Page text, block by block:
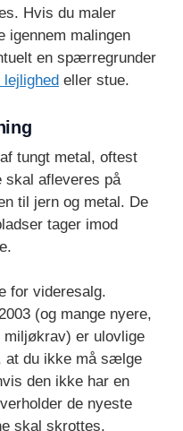
Hvis du maler
igennem malingen
en spærregrunder
lejlighed eller stue.
tungt metal, oftest
skal afleveres på
til jern og metal. De
tager imod
for videresalg.
(og mange nyere,
er ulovlige
at du ikke må sælge
den ikke har en
de nyeste
skal skrottes.